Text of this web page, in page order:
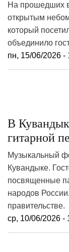
На прошедших
открытым
который
объединило
пн, 15/06/2026 -
В
гитарной
Музыкальный
Кувандыке.
посвященные
народов
правительстве.
ср, 10/06/2026 -